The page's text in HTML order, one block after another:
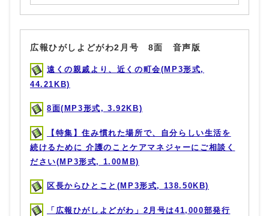
広報ひがしよどがわ2月号 8面 音声版
遠くの親戚より、近くの町会(MP3形式,
44.21KB)
8面(MP3形式, 3.92KB)
【特集】住み慣れた場所で、自分らしい生活を
続けるために 介護のことケアマネジャーにご相談く
ださい(MP3形式, 1.00MB)
区長からひとこと(MP3形式, 138.50KB)
「広報ひがしよどがわ」2月号は41,000部発行